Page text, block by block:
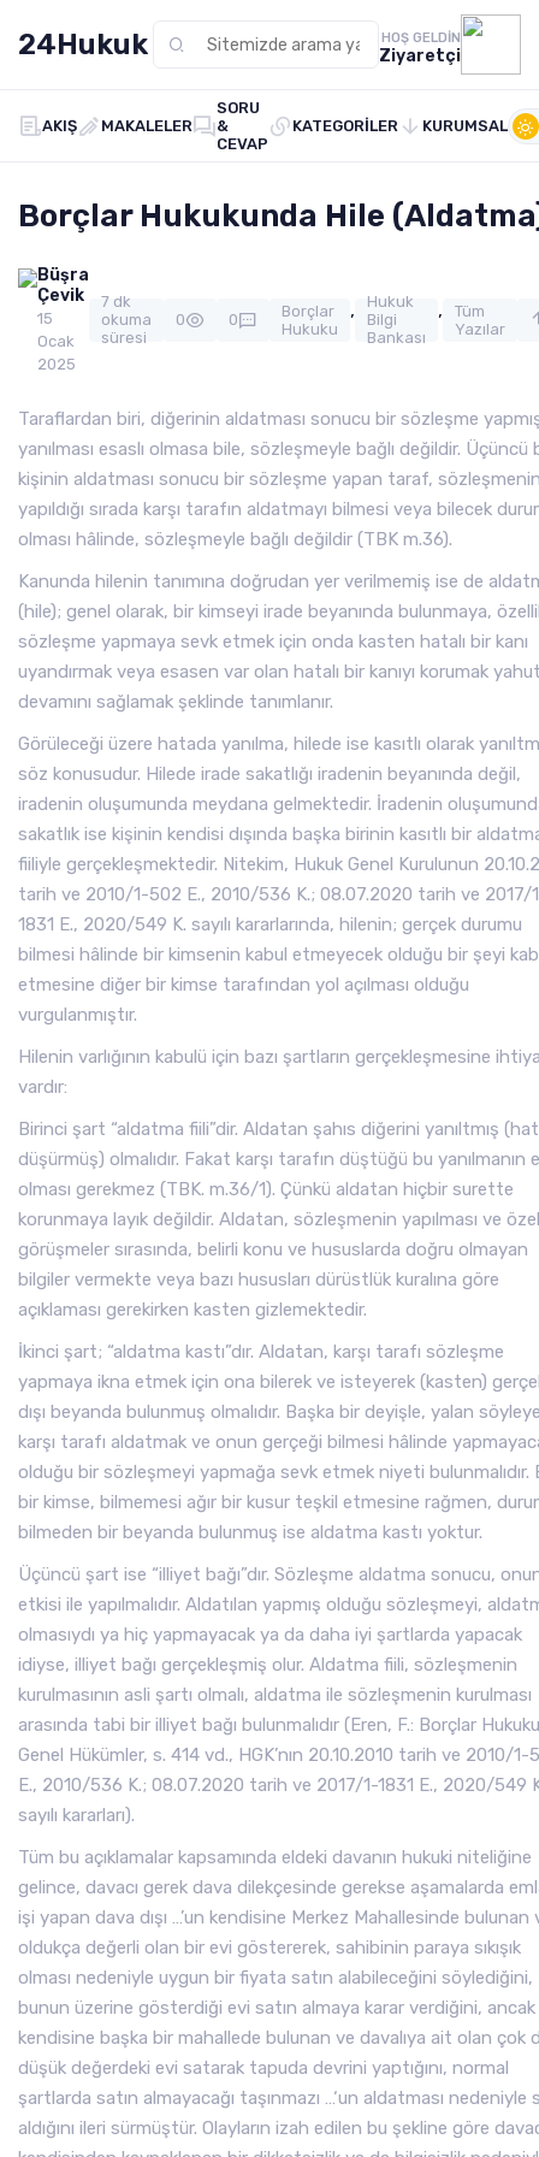
24Hukuk HOŞ GELDIN
Ziyaretçi
AKIŞ MAKALELER
SORU
&
CEVAP
KATEGORILER KURUMSAL
Borçlar Hukukunda Hile
Büşra
Çevik
15
Ocak
2025
7 dk
okuma
süresi
0 0
Borçlar
Hukuku
,
Hukuk
Bilgi
Bankası
,
Tüm
Yazılar
Taraflardan biri, diğerinin aldatması sonucu bir sözleşme
yanılması esaslı olmasa bile, sözleşmeyle bağlı değildir. Üçüncü
kişinin aldatması sonucu bir sözleşme yapan taraf,
yapıldığı sırada karşı tarafın aldatmayı bilmesi veya bilecek
olması hâlinde, sözleşmeyle bağlı değildir (TBK m.36).
Kanunda hilenin tanımına doğrudan yer verilmemiş ise de
(hile); genel olarak, bir kimseyi irade beyanında bulunmaya,
sözleşme yapmaya sevk etmek için onda kasten hatalı bir kanı
uyandırmak veya esasen var olan hatalı bir kanıyı korumak
devamını sağlamak şeklinde tanımlanır.
Görüleceği üzere hatada yanılma, hilede ise kasıtlı olarak
söz konusudur. Hilede irade sakatlığı iradenin beyanında değil,
iradenin oluşumunda meydana gelmektedir. İradenin
sakatlık ise kişinin kendisi dışında başka birinin kasıtlı bir
fiiliyle gerçekleşmektedir. Nitekim, Hukuk Genel Kurulunun
tarih ve 2010/1-502 E., 2010/536 K.; 08.07.2020 tarih ve 2017/
1831 E., 2020/549 K. sayılı kararlarında, hilenin; gerçek durumu
bilmesi hâlinde bir kimsenin kabul etmeyecek olduğu bir şeyi
etmesine diğer bir kimse tarafından yol açılması olduğu
vurgulanmıştır.
Hilenin varlığının kabulü için bazı şartların gerçekleşmesine
vardır:
Birinci şart “aldatma fiili”dir. Aldatan şahıs diğerini yanıltmış
düşürmüş) olmalıdır. Fakat karşı tarafın düştüğü bu yanılmanın
olması gerekmez (TBK. m.36/1). Çünkü aldatan hiçbir surette
korunmaya layık değildir. Aldatan, sözleşmenin yapılması ve
görüşmeler sırasında, belirli konu ve hususlarda doğru olmayan
bilgiler vermekte veya bazı hususları dürüstlük kuralına göre
açıklaması gerekirken kasten gizlemektedir.
İkinci şart; “aldatma kastı”dır. Aldatan, karşı tarafı sözleşme
yapmaya ikna etmek için ona bilerek ve isteyerek (kasten)
dışı beyanda bulunmuş olmalıdır. Başka bir deyişle, yalan
karşı tarafı aldatmak ve onun gerçeği bilmesi hâlinde
olduğu bir sözleşmeyi yapmağa sevk etmek niyeti bulunmalıdır.
bir kimse, bilmemesi ağır bir kusur teşkil etmesine rağmen,
bilmeden bir beyanda bulunmuş ise aldatma kastı yoktur.
Üçüncü şart ise “illiyet bağı”dır. Sözleşme aldatma sonucu,
etkisi ile yapılmalıdır. Aldatılan yapmış olduğu sözleşmeyi,
olmasıydı ya hiç yapmayacak ya da daha iyi şartlarda yapacak
idiyse, illiyet bağı gerçekleşmiş olur. Aldatma fiili, sözleşmenin
kurulmasının asli şartı olmalı, aldatma ile sözleşmenin kurulması
arasında tabi bir illiyet bağı bulunmalıdır (Eren, F.: Borçlar Hukuku
Genel Hükümler, s. 414 vd., HGK’nın 20.10.2010 tarih ve 2010/1-
E., 2010/536 K.; 08.07.2020 tarih ve 2017/1-1831 E., 2020/549
sayılı kararları).
Tüm bu açıklamalar kapsamında eldeki davanın hukuki niteliğine
gelince, davacı gerek dava dilekçesinde gerekse aşamalarda
işi yapan dava dışı …’un kendisine Merkez Mahallesinde bulunan
oldukça değerli olan bir evi göstererek, sahibinin paraya sıkışık
olması nedeniyle uygun bir fiyata satın alabileceğini söylediğini,
bunun üzerine gösterdiği evi satın almaya karar verdiğini, ancak
kendisine başka bir mahallede bulunan ve davalıya ait olan çok
düşük değerdeki evi satarak tapuda devrini yaptığını, normal
şartlarda satın almayacağı taşınmazı …‘un aldatması nedeniyle
aldığını ileri sürmüştür. Olayların izah edilen bu şekline göre